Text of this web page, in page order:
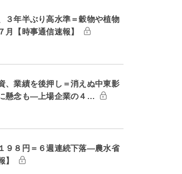
３年半ぶり高水準＝穀物や植物
【時事通信速報】
、業績を後押し＝消えぬ中東影
懸念も―上場企業の４…
９８円＝６週連続下落―農水省
】